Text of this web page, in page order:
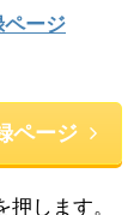
ージ
ページ
押します。